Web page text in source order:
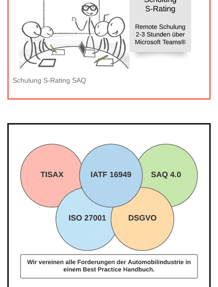
Schulung S-Rating SAQ